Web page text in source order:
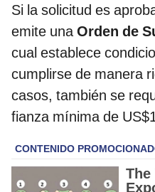
Si la solicitud es
emite unaOrden de
cual establece
cumplirse de manera
casos, también se
fianza mínima de